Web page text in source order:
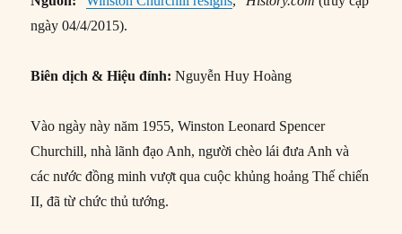
ngày 04/4/2015).
Biên dịch & Hiệu đính: Nguyễn Huy Hoàng
Vào ngày này năm 1955, Winston Leonard Spencer
Churchill, nhà lãnh đạo Anh, người chèo lái đưa Anh và
các nước đồng minh vượt qua cuộc khủng hoảng Thế chiến
II, đã từ chức thủ tướng.